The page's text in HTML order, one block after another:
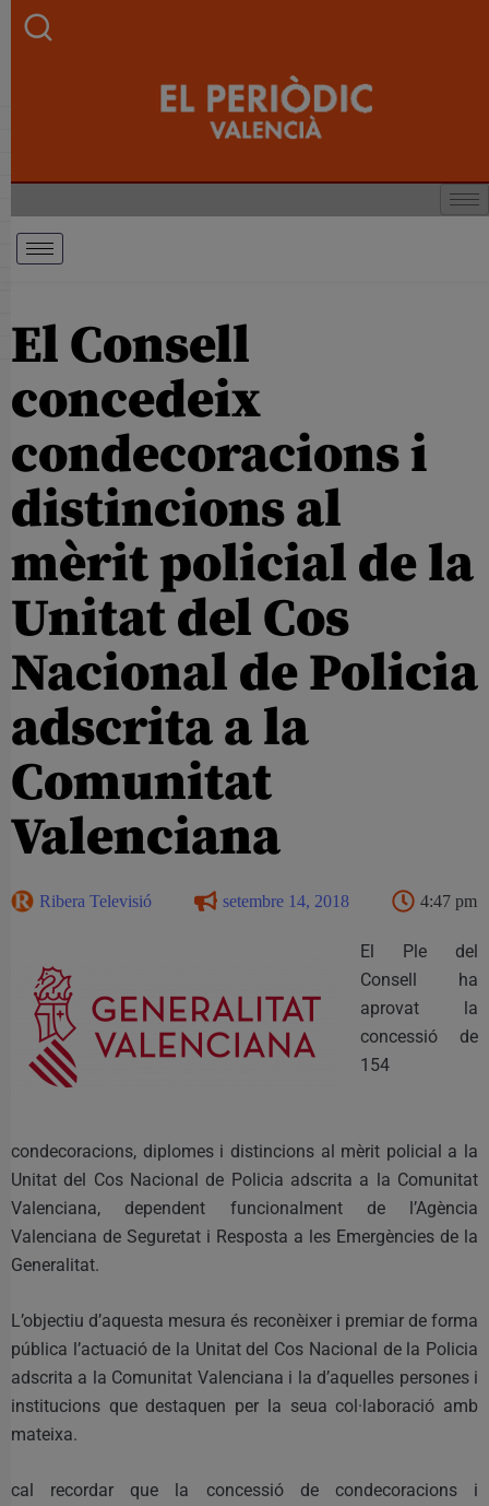
El Consell
concedeix
condecoracions i
distincions al
mèrit policial de la
Unitat del Cos
Nacional de Policia
adscrita a la
Comunitat
Valenciana
Ribera Televisió setembre 14, 2018 4:47 pm
El Ple del
Consell ha
aprovat la
concessió de
154
condecoracions, diplomes i distincions al mèrit policial a la
Unitat del Cos Nacional de Policia adscrita a la Comunitat
Valenciana, dependent funcionalment de l’Agència
Valenciana de Seguretat i Resposta a les Emergències de la
Generalitat.
L’objectiu d’aquesta mesura és reconèixer i premiar de forma
pública l’actuació de la Unitat del Cos Nacional de la Policia
adscrita a la Comunitat Valenciana i la d’aquelles persones i
institucions que destaquen per la seua col·laboració amb
mateixa.
cal recordar que la concessió de condecoracions i